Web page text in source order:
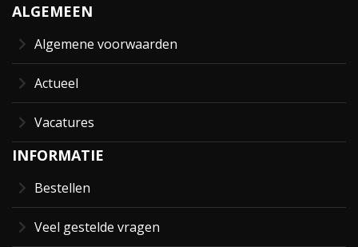
ALGEMEEN
Algemene voorwaarden
Actueel
Vacatures
INFORMATIE
Bestellen
Veel gestelde vragen